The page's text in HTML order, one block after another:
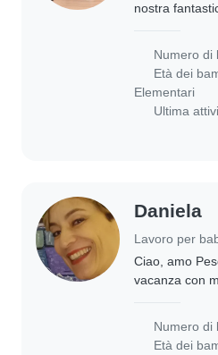
nostra
Numero di
Età dei
Elementari
Ultima
Daniela
Ciao, amo
vacanza con
Numero di
Età dei